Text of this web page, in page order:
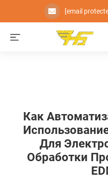
[email
Как
Для
Обработки